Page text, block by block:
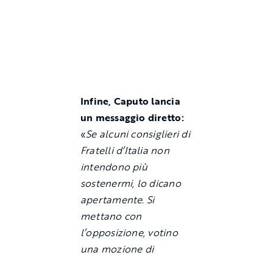
Infine, Caputo lancia
un messaggio diretto:
«Se alcuni consiglieri di
Fratelli d’Italia non
intendono più
sostenermi, lo dicano
apertamente. Si
mettano con
l’opposizione, votino
una mozione di